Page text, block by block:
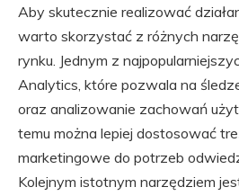
Aby skutecznie realizować
warto skorzystać z różnych
rynku. Jednym z
Analytics, które pozwala na
oraz analizowanie zachowań
temu można lepiej dostosować
marketingowe do potrzeb
Kolejnym istotnym narzędziem